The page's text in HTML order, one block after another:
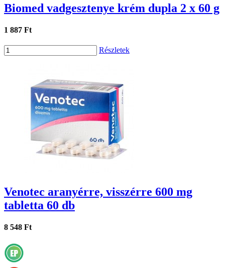
Biomed vadgesztenye krém dupla 2 x 60 g
1 887 Ft
Részletek
Venotec aranyérre, visszérre 600 mg
tabletta 60 db
8 548 Ft